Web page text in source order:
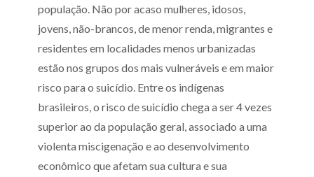
população. Não por acaso mulheres, idosos,
jovens, não-brancos, de menor renda, migrantes e
residentes em localidades menos urbanizadas
estão nos grupos dos mais vulneráveis e em maior
risco para o suicídio. Entre os indígenas
brasileiros, o risco de suicídio chega a ser 4 vezes
superior ao da população geral, associado a uma
violenta miscigenação e ao desenvolvimento
econômico que afetam sua cultura e sua